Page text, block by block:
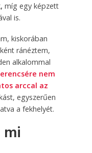
míg egy képzett
is.
kiskorában
ránéztem,
alkalommal
nem
arccal az
egyszerűen
a fekhelyét.